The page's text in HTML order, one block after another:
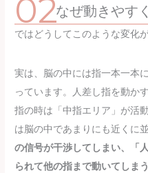
なぜ動きやす
ではどうしてこのような変化
実は、脳の中には指一本一本
っています。人差し指を動か
指の時は「中指エリア」が活
は脳の中であまりにも近くに
の信号が干渉してしまい、「
られて他の指まで動いてしま